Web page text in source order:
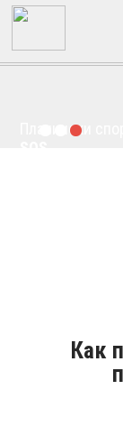
Планински
Как